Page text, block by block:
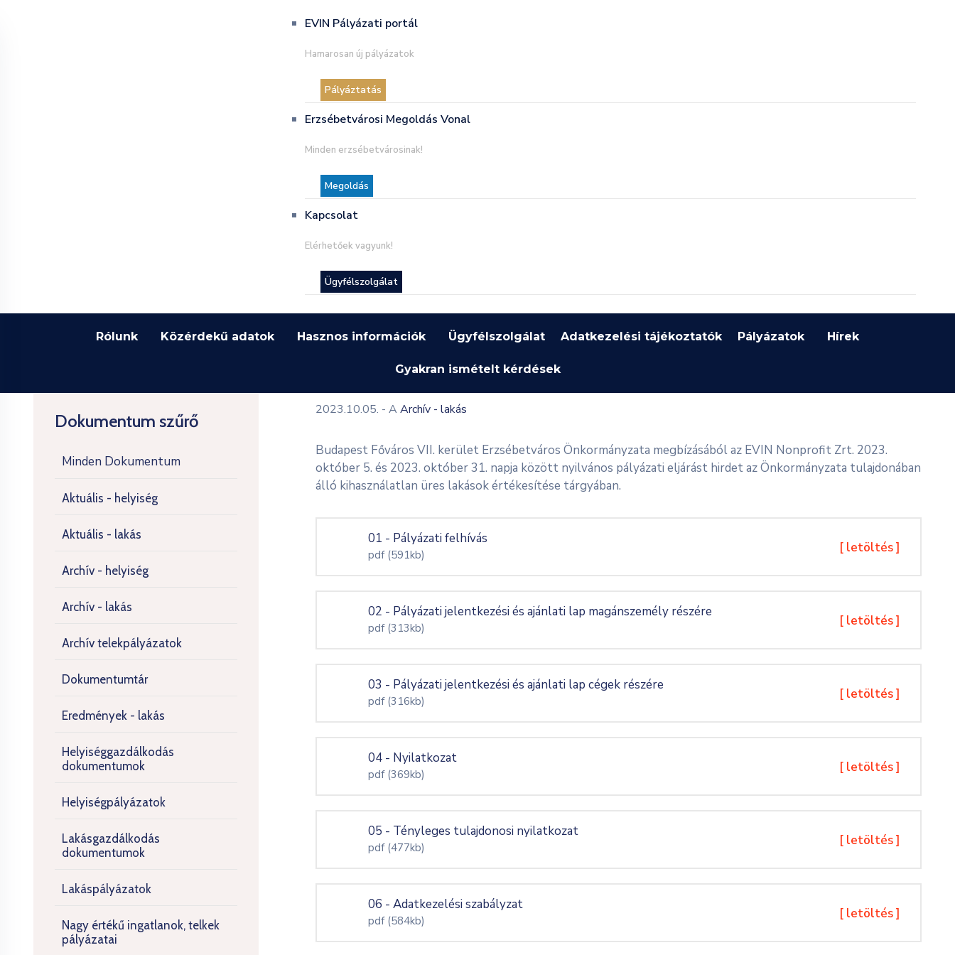
EVIN Pályázati portál
Hamarosan új pályázatok
Pályáztatás
Erzsébetvárosi Megoldás Vonal
Minden erzsébetvárosinak!
Megoldás
Kapcsolat
Elérhetőek vagyunk!
Ügyfélszolgálat
Rólunk Közérdekű adatok Hasznos információk Ügyfélszolgálat Adatkezelési tájékoztatók Pályázatok Hírek
Gyakran ismételt kérdések
Dokumentum szűrő
Minden Dokumentum
Aktuális - helyiség
Aktuális - lakás
Archív - helyiség
Archív - lakás
Archív telekpályázatok
Dokumentumtár
Eredmények - lakás
Helyiséggazdálkodás
dokumentumok
Helyiségpályázatok
Lakásgazdálkodás
dokumentumok
Lakáspályázatok
Nagy értékű ingatlanok, telkek
pályázatai
2023.10.05. - AArchív - lakás
Budapest Főváros VII. kerület Erzsébetváros Önkormányzata megbízásából az EVIN Nonprofit Zrt. 2023.
október 5. és 2023. október 31. napja között nyilvános pályázati eljárást hirdet az Önkormányzata tulajdonában
álló kihasználatlan üres lakások értékesítése tárgyában.
01 - Pályázati felhívás
pdf (591kb) [ letöltés ]
02 - Pályázati jelentkezési és ajánlati lap magánszemély részére
pdf (313kb) [ letöltés ]
03 - Pályázati jelentkezési és ajánlati lap cégek részére
pdf (316kb) [ letöltés ]
04 - Nyilatkozat
pdf (369kb) [ letöltés ]
05 - Tényleges tulajdonosi nyilatkozat
pdf (477kb) [ letöltés ]
06 - Adatkezelési szabályzat
pdf (584kb) [ letöltés ]